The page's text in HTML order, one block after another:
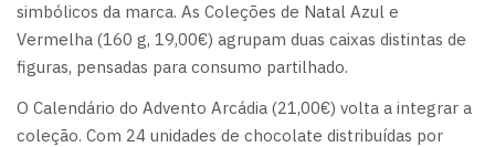
simbólicos da marca. As Coleções de Natal Azul e
Vermelha (160 g, 19,00€) agrupam duas caixas distintas de
figuras, pensadas para consumo partilhado.
O Calendário do Advento Arcádia (21,00€) volta a integrar a
coleção. Com 24 unidades de chocolate distribuídas por